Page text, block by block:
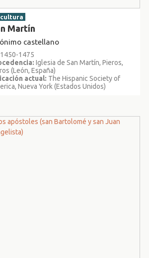
Martín
castellano
1475
Iglesia de San Martín, Pieros,
(León, España)
actual: The Hispanic Society of
Nueva York (Estados Unidos)